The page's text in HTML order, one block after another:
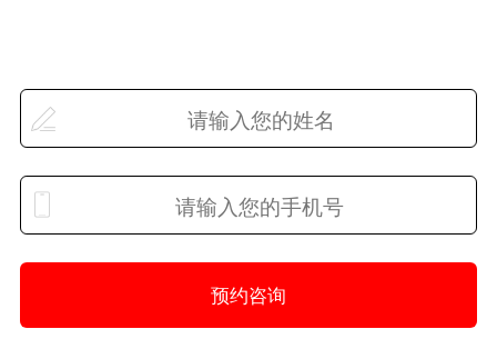
预约咨询